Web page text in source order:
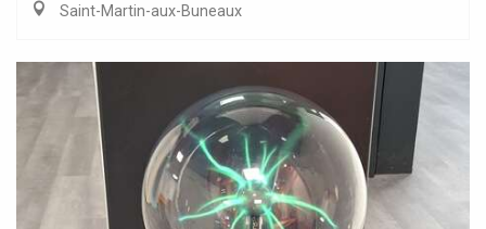
Saint-Martin-aux-Buneaux